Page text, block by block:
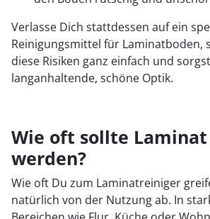
Verlasse Dich stattdessen auf ein
Reinigungsmittel für Laminatboden,
diese Risiken ganz einfach und
langanhaltende, schöne Optik.
Wie oft sollte
werden?
Wie oft Du zum Laminatreiniger
natürlich von der Nutzung ab. In